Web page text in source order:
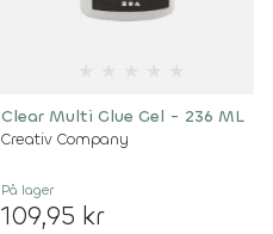
Clear Multi Glue Gel - 236 ML
Creativ Company
På lager
109,95 kr